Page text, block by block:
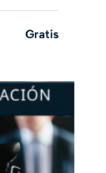
Gratis